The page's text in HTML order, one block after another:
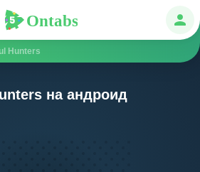
Ontabs
Hunters
на андроид